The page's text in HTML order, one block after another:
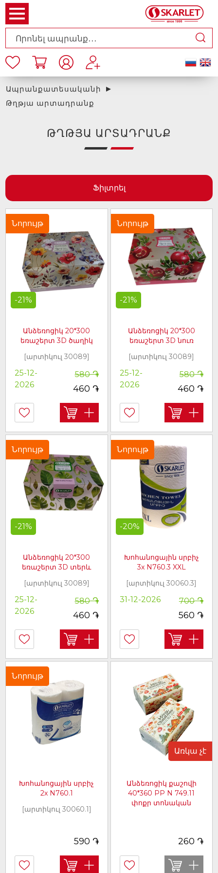
Ապրանքատեսականի
Թղթյա արտադրանք
ԹՂԹՅԱ ԱՐՏԱԴՐԱՆՔ
Ֆիլտրել
-21%
Նորույթ
Անձեռոցիկ 20*300
եռաշերտ 3D ծաղիկ
[արտիկուլ 30089]
25-12-
2026
580֏
460 ֏
-21%
Նորույթ
Անձեռոցիկ 20*300
եռաշերտ 3D նուռ
[արտիկուլ 30089]
25-12-
2026
580֏
460 ֏
-21%
Նորույթ
Անձեռոցիկ 20*300
եռաշերտ 3D տերև
[արտիկուլ 30089]
25-12-
2026
580֏
460 ֏
-20%
Նորույթ
Խոհանոցային սրբիչ
3x N760.3 XXL
[արտիկուլ 30060.3]
31-12-2026 700֏
560 ֏
Նորույթ
Խոհանոցային սրբիչ
2x N760.1
[արտիկուլ 30060.1]
590 ֏
Առկա չէ
Անձեռոցիկ քաշովի
40*360 PP N 749.11
փոքր տոնական
260 ֏